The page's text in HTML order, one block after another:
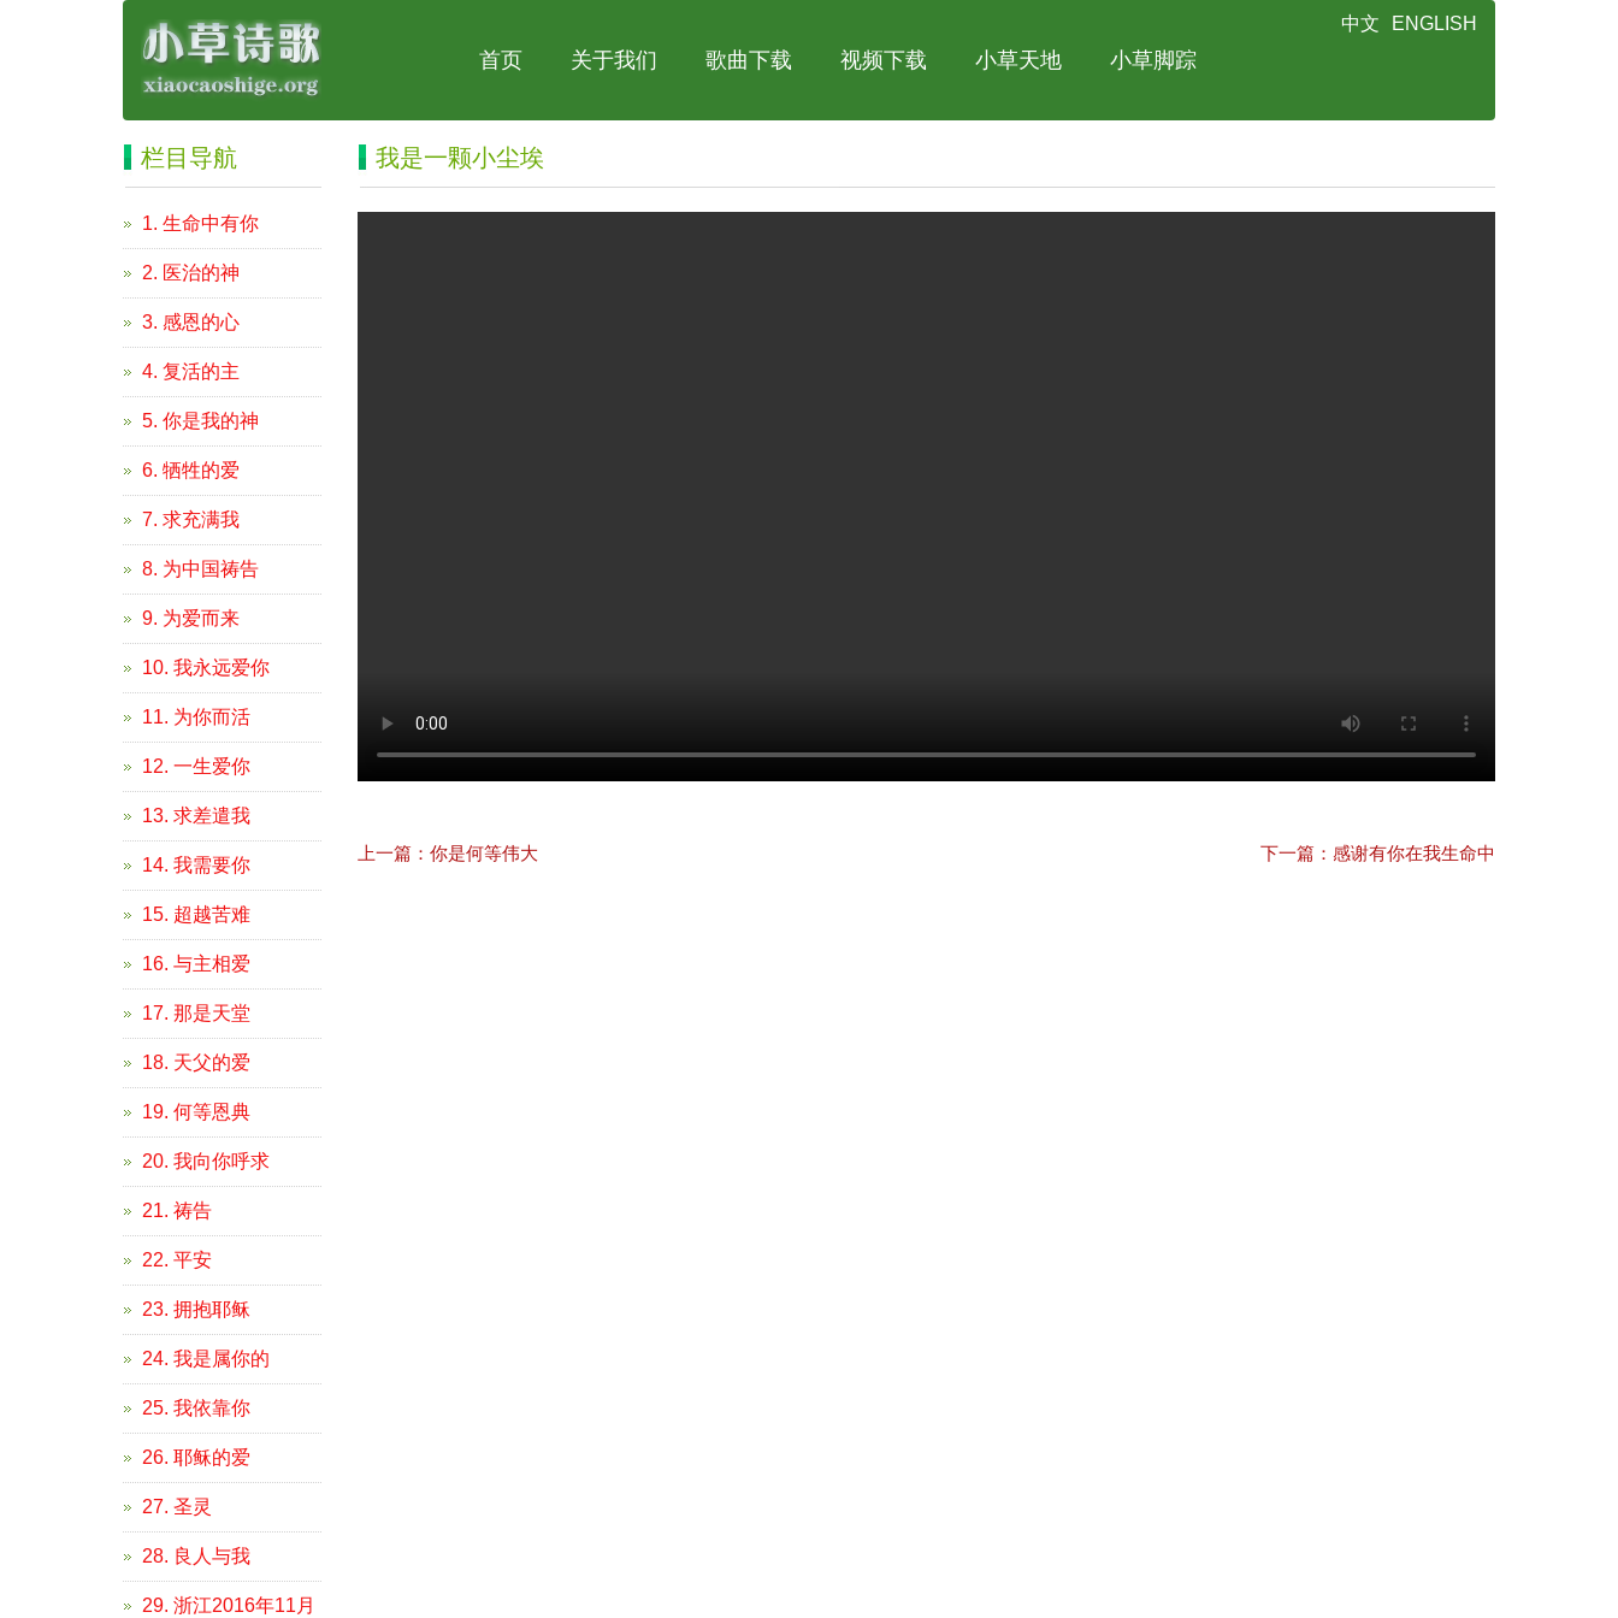
中文 ENGLISH
首页 关于我们 歌曲下载 视频下载 小草天地 小草脚踪
栏目导航
1. 生命中有你
2. 医治的神
3. 感恩的心
4. 复活的主
5. 你是我的神
6. 牺牲的爱
7. 求充满我
8. 为中国祷告
9. 为爱而来
10. 我永远爱你
11. 为你而活
12. 一生爱你
13. 求差遣我
14. 我需要你
15. 超越苦难
16. 与主相爱
17. 那是天堂
18. 天父的爱
19. 何等恩典
20. 我向你呼求
21. 祷告
22. 平安
23. 拥抱耶稣
24. 我是属你的
25. 我依靠你
26. 耶稣的爱
27. 圣灵
28. 良人与我
29. 浙江2016年11月
我是一颗小尘埃
上一篇：你是何等伟大 下一篇：感谢有你在我生命中